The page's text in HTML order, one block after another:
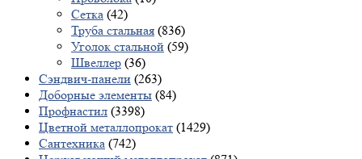
Сетка (42)
Труба стальная (836)
Уголок стальной (59)
Швеллер (36)
Сэндвич-панели (263)
Доборные элементы (84)
Профнастил (3398)
Цветной металлопрокат (1429)
Сантехника (742)